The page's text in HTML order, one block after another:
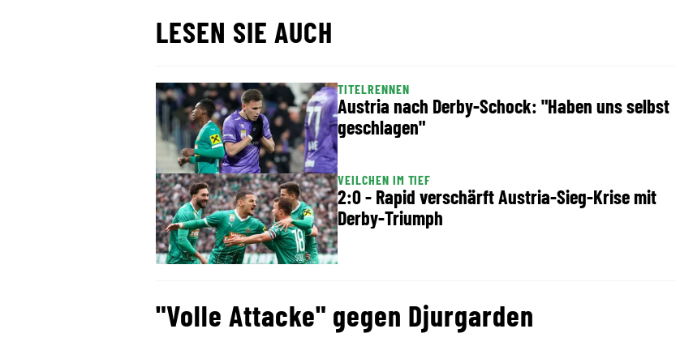
LESEN SIE AUCH
TITELRENNEN
Austria nach Derby-Schock: "Haben uns selbst
geschlagen"
VEILCHEN IM TIEF
2:0 - Rapid verschärft Austria-Sieg-Krise mit
Derby-Triumph
"Volle Attacke" gegen Djurgarden